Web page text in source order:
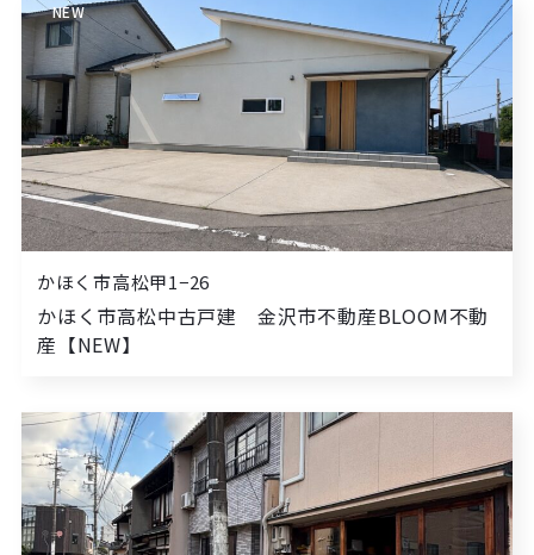
かほく市高松甲1−26
かほく市高松中古戸建 金沢市不動産BLOOM不動
産【NEW】
NEW